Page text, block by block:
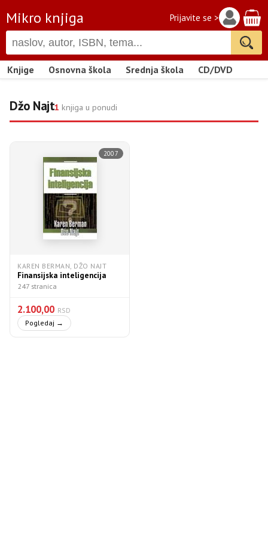
Mikro knjiga Prijavite se >
Knjige Osnovna škola Srednja škola CD/DVD
Džo Najt1 knjiga u ponudi
2007
KAREN BERMAN, DŽO NAJT
Finansijska inteligencija
247 stranica
2.100,00 RSD
Pogledaj →